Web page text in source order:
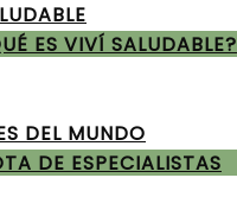
& CENAS
& TORTAS
ES VIVÍ SALUDABLE?
DE ESPECIALISTAS
DEL MUNDO